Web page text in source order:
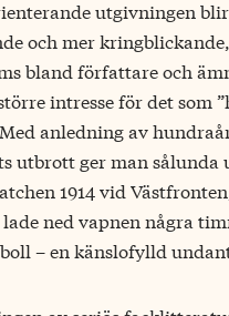
utgivningen
och mer
bland författare och
intresse för det som
anledning av
utbrott ger man sålunda
1914 vid
ned vapnen några
– en känslofylld